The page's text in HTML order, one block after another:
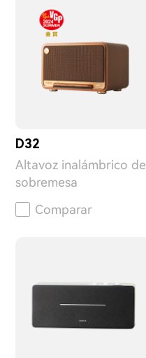
D32
Altavoz inalámbrico de
sobremesa
Comparar